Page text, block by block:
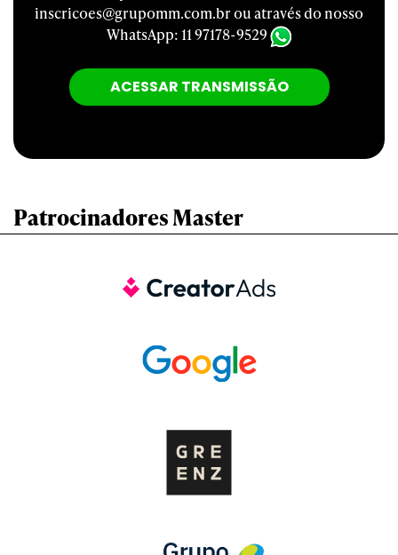
inscricoes@grupomm.com.brou através do nosso
WhatsApp:11 97178-9529
ACESSAR TRANSMISSÃO
Patrocinadores Master